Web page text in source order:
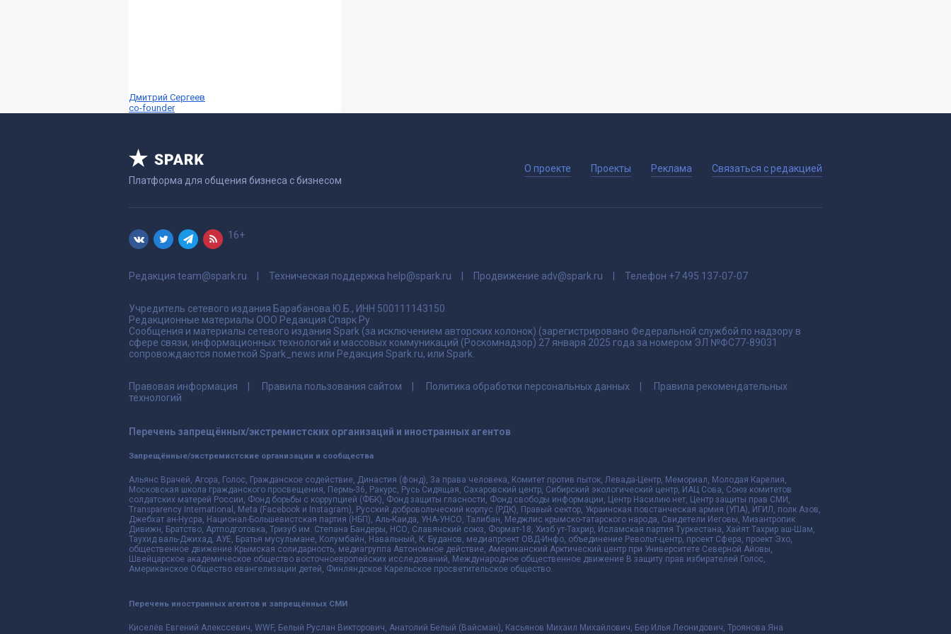
Дмитрий Сергеев
co-founder
Платформа для общения бизнеса с бизнесом
О проекте Проекты Реклама Связаться с редакцией
16+
Редакция team@spark.ru Техническая поддержка help@spark.ru Продвижение adv@spark.ru Телефон +7 495 137-07-07
Учредитель сетевого издания Барабанова.Ю.Б., ИНН 500111143150
Редакционные материалы ООО Редакция Спарк Ру
Сообщения и материалы сетевого издания Spark (за исключением авторских колонок) (зарегистрировано Федеральной службой по надзору в
сфере связи, информационных технологий и массовых коммуникаций (Роскомнадзор) 27 января 2025 года за номером ЭЛ №ФС77-89031
сопровождаются пометкой Spark_news или Редакция Spark.ru, или Spark.
Правовая информация Правила пользования сайтом Политика обработки персональных данных
Правила рекомендательных
технологий
Перечень запрещённых/экстремистских организаций и иностранных агентов
Запрещённые/экстремистские организации и сообщества
Альянс Врачей, Агора, Голос, Гражданское содействие, Династия (фонд), За права человека, Комитет против пыток, Левада-Центр, Мемориал, Молодая Карелия,
Московская школа гражданского просвещения, Пермь-36, Ракурс, Русь Сидящая, Сахаровский центр, Сибирский экологический центр, ИАЦ Сова, Союз комитетов
солдатских матерей России, Фонд борьбы с коррупцией (ФБК), Фонд защиты гласности, Фонд свободы информации, Центр Насилию.нет, Центр защиты прав СМИ,
Transparency International, Meta (Facebook и Instagram), Русский добровольческий корпус (РДК), Правый сектор, Украинская повстанческая армия (УПА), ИГИЛ, полк Азов,
Джебхат ан-Нусра, Национал-Большевистская партия (НБП), Аль-Каида, УНА-УНСО, Талибан, Меджлис крымско-татарского народа, Свидетели Иеговы, Мизантропик
Дивижн, Братство, Артподготовка, Тризуб им. Степана Бандеры, НСО, Славянский союз, Формат-18, Хизб ут-Тахрир, Исламская партия Туркестана, Хайят Тахрир аш-Шам,
Таухид валь-Джихад, АУЕ, Братья мусульмане, Колумбайн, Навальный, К. Буданов, медиапроект ОВД-Инфо, объединение Револьт-центр, проект Сфера, проект Эхо,
общественное движение Крымская солидарность, медиагруппа Автономное действие, Американский Арктический центр при Университете Северной Айовы,
Швейцарское академическое общество восточноевропейских исследований, Международное общественное движение В защиту прав избирателей Голос,
Американское Общество евангелизации детей, Финляндское Карельское просветительское общество.
Перечень иностранных агентов и запрещённых СМИ
Киселёв Евгений Алекссевич, WWF, Белый Руслан Викторович, Анатолий Белый (Вайсман), Касьянов Михаил Михайлович, Бер Илья Леонидович, Троянова Яна